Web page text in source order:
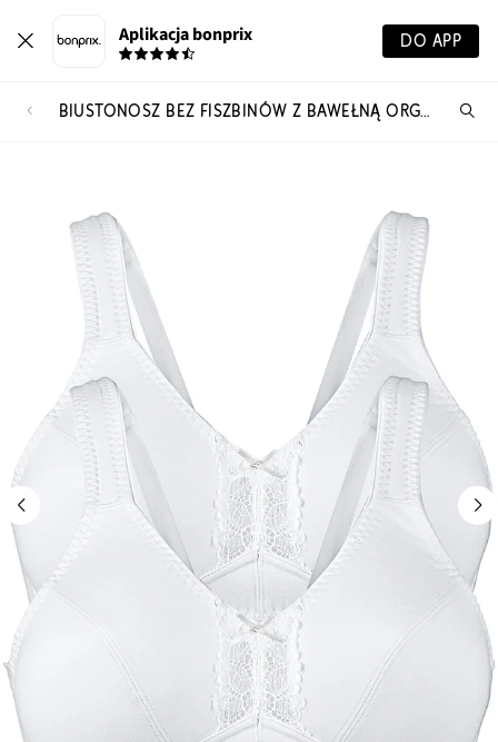
Aplikacja bonprix DO APP
BIUSTONOSZ BEZ FISZBINÓW Z BAWEŁNĄ ORGANICZNĄ (2 SZT.)